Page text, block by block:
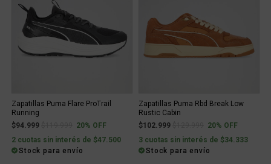
Zapatillas Puma Flare ProTrail
Running
$94.999
Price reduced from
to20% OFF
2 cuotas sin interés de $47.500
Stock para envío
Zapatillas Puma Rbd Break Low
Rustic Cabin
$102.999
Price reduced from
to20% OFF
3 cuotas sin interés de $34.333
Stock para envío